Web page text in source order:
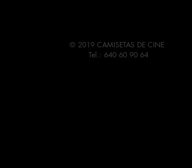
© 2019 CAMISETAS DE CINE
Tel.: 640 60 90 64